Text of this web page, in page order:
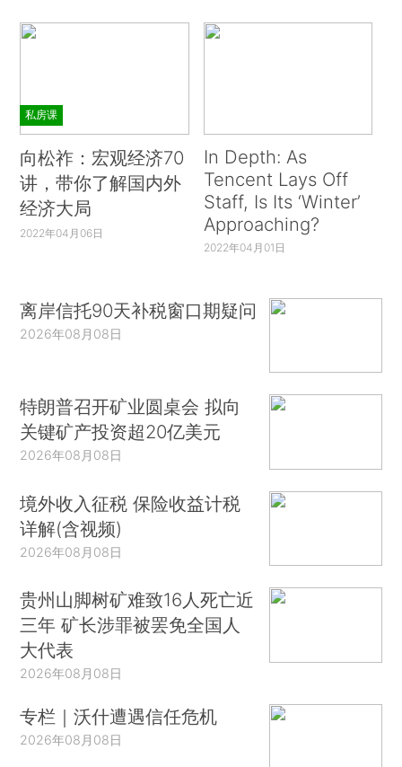
私房课
向松祚：宏观经济70
讲，带你了解国内外
经济大局
2022年04月06日
In Depth: As
Tencent Lays Off
Staff, Is Its ‘Winter’
Approaching?
2022年04月01日
离岸信托90天补税窗口期疑问
2026年08月08日
特朗普召开矿业圆桌会 拟向
关键矿产投资超20亿美元
2026年08月08日
境外收入征税 保险收益计税
详解(含视频)
2026年08月08日
贵州山脚树矿难致16人死亡近
三年 矿长涉罪被罢免全国人
大代表
2026年08月08日
专栏｜沃什遭遇信任危机
2026年08月08日